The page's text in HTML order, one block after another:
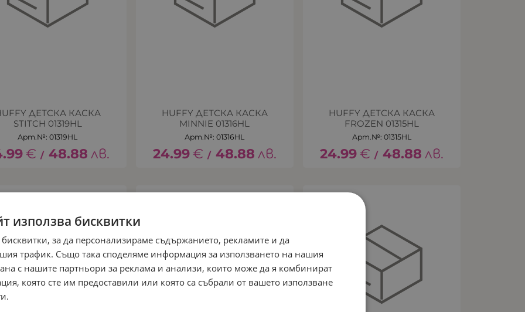
ДЕТСКА КАСКА
STITCH 01319HL
Арт.№: 01319HL
€ / 48.88 лв.
HUFFY ДЕТСКА КАСКА
MINNIE 01316HL
Арт.№: 01316HL
24.99€ / 48.88 лв.
HUFFY ДЕТСКА КАСКА
FROZEN 01315HL
Арт.№: 01315HL
24.99€ / 48.88 лв.
използва бисквитки
за да персонализираме съдържанието, рекламите и да
трафик. Също така споделяме информация за използването на нашия
с нашите партньори за реклама и анализи, които може да я комбинират
която сте им предоставили или която са събрали от вашето използване